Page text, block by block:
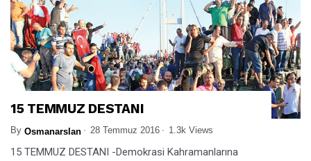
15 TEMMUZ DESTANI
By Osmanarslan 28 Temmuz 2016 1.3k Views
15 TEMMUZ DESTANI -Demokrasi Kahramanlarına